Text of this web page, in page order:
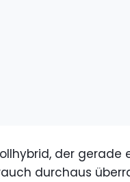
der gerade
durchaus